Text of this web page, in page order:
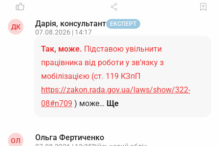
ДК Дарія, консультант ЕКСПЕРТ
07.08.2026 | 14:17
Так, може. Підставою увільнити
працівника від роботи у зв’язку з
мобілізацією (ст. 119 КЗпП
https://zakon.rada.gov.ua/laws/show/322-
08#n709 ) може… Ще
ОЛ Ольга Фертиченко